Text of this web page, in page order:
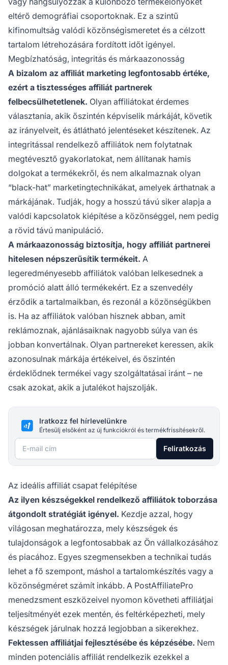
eltérő demográfiai csoportoknak. Ez a szintű
kifinomultság valódi közönségismeretet és a célzott
tartalom létrehozására fordított időt igényel.
Megbízhatóság, integritás és márkaazonosság
A bizalom az affiliát marketing legfontosabb értéke,
ezért a tisztességes affiliát partnerek
felbecsülhetetlenek. Olyan affiliátokat érdemes
választania, akik őszintén képviselik márkáját, követik
az irányelveit, és átlátható jelentéseket készítenek. Az
integritással rendelkező affiliátok nem folytatnak
megtévesztő gyakorlatokat, nem állítanak hamis
dolgokat a termékekről, és nem alkalmaznak olyan
“black-hat” marketingtechnikákat, amelyek árthatnak a
márkájának. Tudják, hogy a hosszú távú siker alapja a
valódi kapcsolatok kiépítése a közönséggel, nem pedig
a rövid távú manipuláció.
A márkaazonosság biztosítja, hogy affiliát partnerei
hitelesen népszerűsítik termékeit. A
legeredményesebb affiliátok valóban lelkesednek a
promóció alatt álló termékekért. Ez a szenvedély
érződik a tartalmaikban, és rezonál a közönségükben
is. Ha az affiliátok valóban hisznek abban, amit
reklámoznak, ajánlásaiknak nagyobb súlya van és
jobban konvertálnak. Olyan partnereket keressen, akik
azonosulnak márkája értékeivel, és őszintén
érdeklődnek termékei vagy szolgáltatásai iránt – ne
csak azokat, akik a jutalékot hajszolják.
Iratkozz fel hírlevelünkre
Értesülj elsőként az új funkciókról és termékfrissítésekről.
E-mail cím Feliratkozás
Az ideális affiliát csapat felépítése
Az ilyen készségekkel rendelkező affiliátok toborzása
átgondolt stratégiát igényel. Kezdje azzal, hogy
világosan meghatározza, mely készségek és
tulajdonságok a legfontosabbak az Ön vállalkozásához
és piacához. Egyes szegmensekben a technikai tudás
lehet a fő szempont, máshol a tartalomkészítés vagy a
közönségméret számít inkább. A PostAffiliatePro
menedzsment eszközeivel nyomon követheti affiliátjai
teljesítményét ezek mentén, és feltérképezheti, mely
készségek járulnak hozzá legjobban a sikerekhez.
Fektessen affiliátjai fejlesztésébe és képzésébe. Nem
minden potenciális affiliát rendelkezik ezekkel a